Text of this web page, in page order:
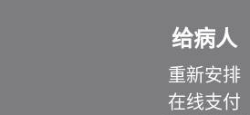
给病人
重新安排
在线支付